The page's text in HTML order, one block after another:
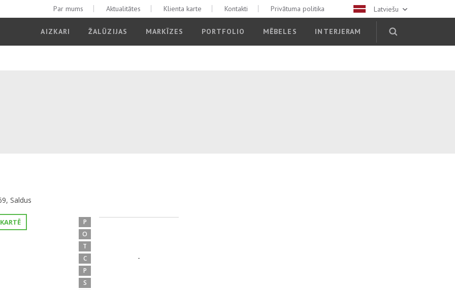
Par mums Aktualitātes Klienta karte Kontakti Privātuma politika Latviešu
AIZKARI ŽALŪZIJAS MARKĪZES PORTFOLIO MĒBELES INTERJERAM
Saldus
P
O
T
C
P
S
-